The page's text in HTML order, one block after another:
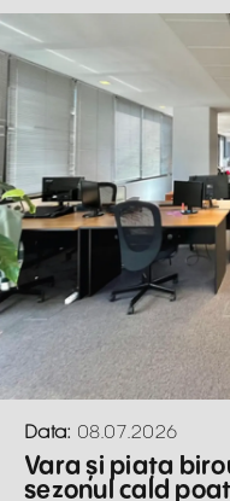
Data: 08.07.2026
Vara și piața
sezonul cald